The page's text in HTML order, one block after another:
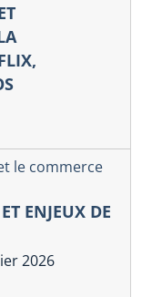
le commerce
ENJEUX DE
2026